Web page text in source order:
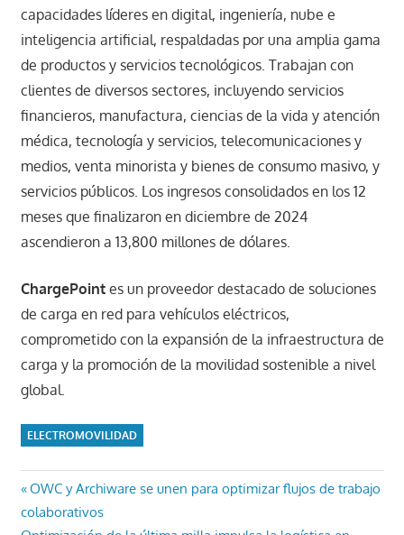
capacidades líderes en digital, ingeniería, nube e
inteligencia artificial, respaldadas por una amplia gama
de productos y servicios tecnológicos. Trabajan con
clientes de diversos sectores, incluyendo servicios
financieros, manufactura, ciencias de la vida y atención
médica, tecnología y servicios, telecomunicaciones y
medios, venta minorista y bienes de consumo masivo, y
servicios públicos. Los ingresos consolidados en los 12
meses que finalizaron en diciembre de 2024
ascendieron a 13,800 millones de dólares.
ChargePointes un proveedor destacado de soluciones
de carga en red para vehículos eléctricos,
comprometido con la expansión de la infraestructura de
carga y la promoción de la movilidad sostenible a nivel
global.
ELECTROMOVILIDAD
Navegación
Entrada
anterior:
OWC y Archiware se unen para optimizar flujos de trabajo
colaborativos